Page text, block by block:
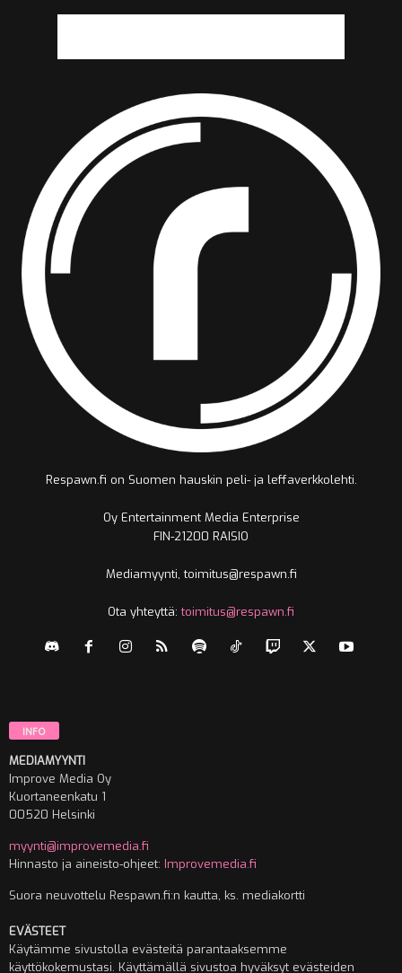
Respawn.fi on Suomen hauskin peli- ja leffaverkkolehti.
Oy Entertainment Media Enterprise
FIN-21200 RAISIO
Mediamyynti, toimitus@respawn.fi
Ota yhteyttä:toimitus@respawn.fi
INFO
MEDIAMYYNTI
Improve Media Oy
Kuortaneenkatu 1
00520 Helsinki
myynti@improvemedia.fi
Hinnasto ja aineisto-ohjeet: Improvemedia.fi
Suora neuvottelu Respawn.fi:n kautta, ks. mediakortti
EVÄSTEET
Käytämme sivustolla evästeitä parantaaksemme
käyttökokemustasi. Käyttämällä sivustoa hyväksyt evästeiden